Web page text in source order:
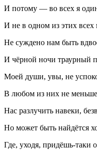
И потому — во всех я
И не в одном из этих всех
Не суждено нам быть
И чёрной ночи траурный
Моей души, увы, не
В любом из них не
Нас разлучить навеки,
Но может быть найдётся
Где, уходя, придёшь-таки